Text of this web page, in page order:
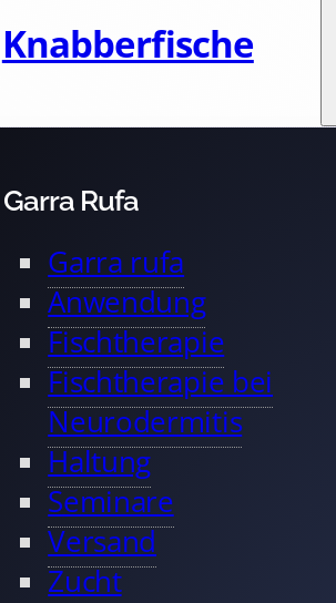
Knabberfische
Garra Rufa
Garra rufa
Anwendung
Fischtherapie
Fischtherapie bei
Neurodermitis
Haltung
Seminare
Versand
Zucht